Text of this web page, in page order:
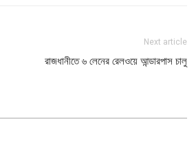
Next article
রাজধানীতে ৬ লেনের রেলওয়ে আন্ডারপাস চালু